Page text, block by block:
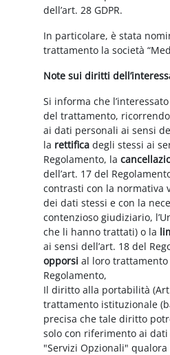
dell’art. 28 GDPR.
In particolare, è stata
trattamento la società
Note sui diritti
Si informa che
del trattamento,
ai dati personali ai sensi
la rettificadegli stessi ai
Regolamento, la
dell’art. 17 del
contrasti con la normativa
dei dati stessi e con la
contenzioso giudiziario,
che li hanno trattati) o la
ai sensi dell’art. 18 del
opporsi al loro trattamento
Regolamento,
Il diritto alla portabilità
trattamento istituzionale
precisa che tale diritto
solo con riferimento ai
"Servizi Opzionali"